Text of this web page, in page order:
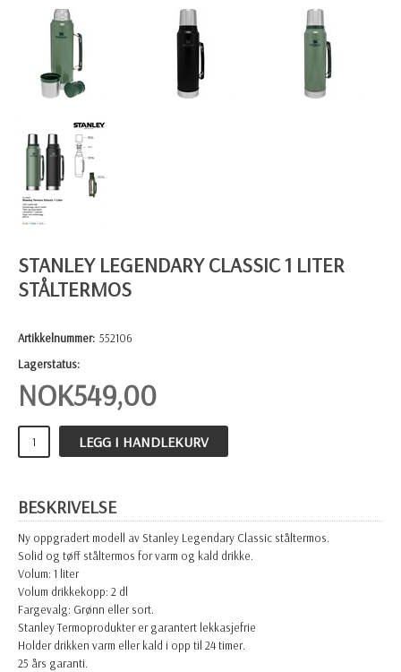
STANLEY LEGENDARY CLASSIC 1 LITER
STÅLTERMOS
Artikkelnummer: 552106
Lagerstatus:
NOK549,00
LEGG I HANDLEKURV
BESKRIVELSE
Ny oppgradert modell av Stanley Legendary Classic ståltermos.
Solid og tøff ståltermos for varm og kald drikke.
Volum: 1 liter
Volum drikkekopp: 2 dl
Fargevalg: Grønn eller sort.
Stanley Termoprodukter er garantert lekkasjefrie
Holder drikken varm eller kald i opp til 24 timer.
25 års garanti.